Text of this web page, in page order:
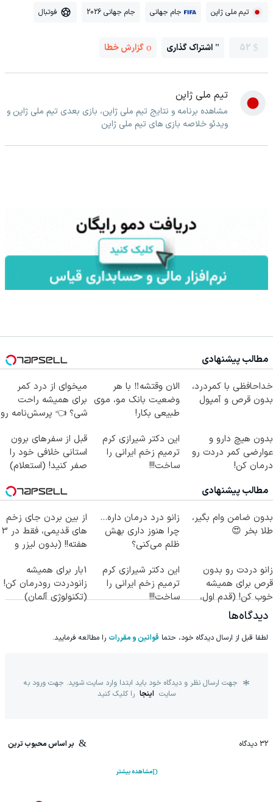
تیم ملی ژاپن جام جهانی جام جهانی 2026 فوتبال
52 اشتراک گذاری گزارش خطا
تیم ملی ژاپن
مشاهده برنامه و نتایج تیم ملی ژاپن، بازی بعدی تیم ملی ژاپن و
ویدئو خلاصه بازی های تیم ملی ژاپن
مطالب پیشنهادی
خداحافظی با کمردرد،
بدون قرص و آمپول
الان وقتشه‼️ با هر
وضعیت بانک مو، موی
طبیعی بکار!
میخوای از درد کمر
برای همیشه راحت
شی؟ 👈 پرسش‌نامه رو
بدون هیچ دارو و
عوارضی کمر دردت رو
درمان کن!
این دکتر شیرازی کرم
ترمیم زخم ایرانی را
ساخت!!!
قبل از سفرهای برون
استانی خلافی خود را
صفر کنید! (استعلام)
مطالب پیشنهادی
بدون ضامن وام بگیر،
طلا بخر 😍
زانو درد درمان داره…
چرا هنوز داری بهش
ظلم می‌کنی؟
از بین بردن جای زخم
های قدیمی، فقط در 3
هفته!! (بدون لیزر و
زانو دردت رو بدون
قرص برای همیشه
خوب کن! (قدم اول،
پرسش‌نامه)
این دکتر شیرازی کرم
ترمیم زخم ایرانی را
ساخت!!!
1بار برای همیشه
زانودردت رودرمان کن!
(تکنولوژی آلمان)
دیدگاه‌ها
لطفا قبل از ارسال دیدگاه خود، حتما قوانین و مقررات را مطالعه فرمایید.
جهت ارسال نظر و دیدگاه خود باید ابتدا وارد سایت شوید. جهت ورود به
سایت اینجا را کلیک کنید
32 دیدگاه بر اساس محبوب ترین
مشاهده بیشتر